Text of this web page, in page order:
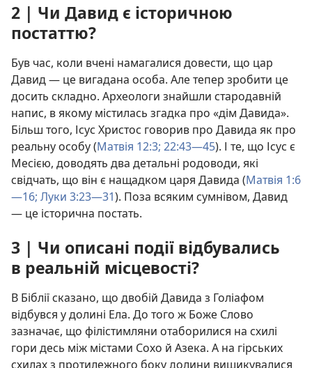
2 | Чи Давид є історичною
постаттю?
Був час, коли вчені намагалися довести, що цар
Давид — це вигадана особа. Але тепер зробити це
досить складно. Археологи знайшли стародавній
напис, в якому містилась згадка про «дім Давида».
Більш того, Ісус Христос говорив про Давида як про
реальну особу (Матвія 12:3; 22:43—45). І те, що Ісус є
Месією, доводять два детальні родоводи, які
свідчать, що він є нащадком царя Давида (Матвія 1:6
—16; Луки 3:23—31). Поза всяким сумнівом, Давид
— це історична постать.
3 | Чи описані події відбувались
в реальній місцевості?
В Біблії сказано, що двобій Давида з Голіафом
відбувся у долині Ела. До того ж Боже Слово
зазначає, що філістимляни отаборилися на схилі
гори десь між містами Сохо й Азека. А на гірських
схилах з протилежного боку долини вишикувалися